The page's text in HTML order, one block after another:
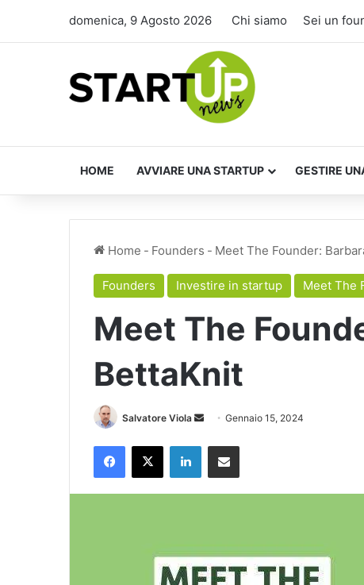
domenica, 9 Agosto 2026 Chi siamo Sei un
HOME AVVIARE UNA STARTUP GESTIRE
Home - Founders - Meet The Founder:
Founders Investire in startup Meet The
Meet The
BettaKnit
Salvatore Viola
Invia Gennaio 15, 2024
Facebook
X LinkedInCondividi via Email